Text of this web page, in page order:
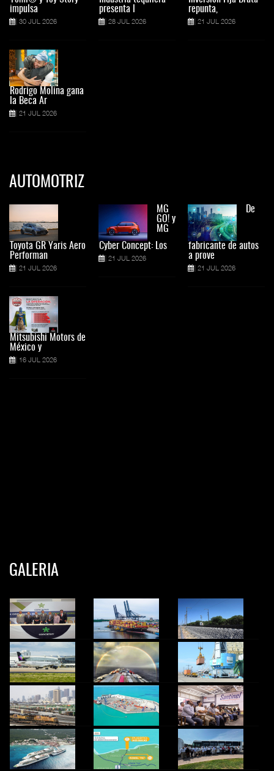
impulsa
30 JUL 2026
Rodrigo Molina gana
la Beca Ar
21 JUL 2026
presenta l
28 JUL 2026
repunta,
21 JUL 2026
AUTOMOTRIZ
Toyota GR Yaris Aero
Performan
21 JUL 2026
Mitsubishi Motors de
México y
16 JUL 2026
MG
GO! y
MG
Cyber Concept: Los
21 JUL 2026
De
fabricante de autos
a prove
21 JUL 2026
GALERIA